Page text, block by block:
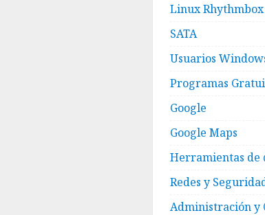
Linux Rhythmbox
SATA
Usuarios
Programas
Google
Google Maps
Herramientas de
Redes y
Administración y